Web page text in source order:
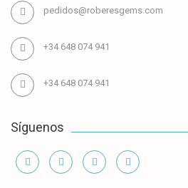
pedidos@roberesgems.com
+34 648 074 941
+34 648 074 941
Síguenos
Información